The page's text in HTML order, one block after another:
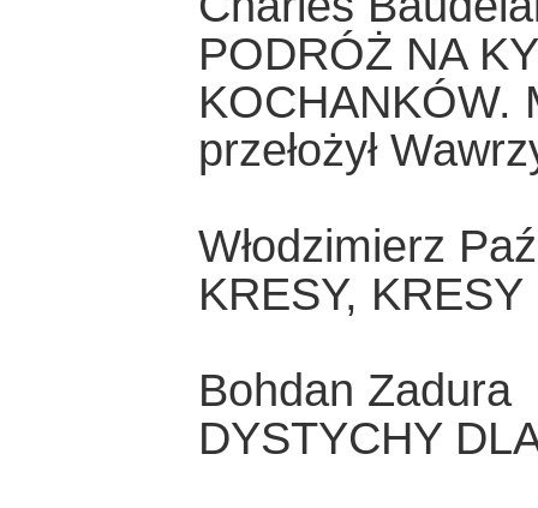
PODRÓŻ NA
KOCHANKÓW.
przełożył
Włodzimierz
KRESY, KRESY
Bohdan Zadura
DYSTYCHY